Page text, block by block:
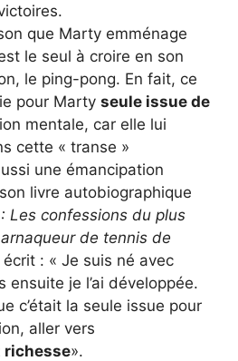
que Marty emménage
le seul à croire en son
le ping-pong. En fait, ce
pour Marty seule issue de
mentale, car elle lui
cette « transe »
une émancipation
livre autobiographique
Les confessions du plus
de tennis de
écrit : « Je suis né avec
ensuite je l’ai développée.
c’était la seule issue pour
aller vers
richesse».